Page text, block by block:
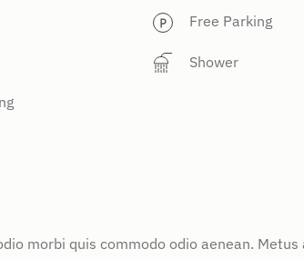
Free Parking
Shower
morbi quis commodo odio aenean. Metus